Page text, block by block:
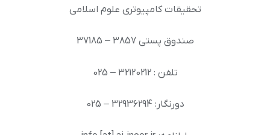
تحقیقات کامپیوتری علوم اسلامی
صندوق پستی 3857 – 37185
تلفن : 32120212 – 025
دورنگار: 32936294 – 025